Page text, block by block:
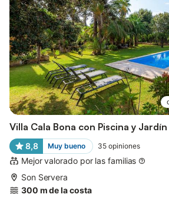
Villa Cala Bona con Piscina y Jardín
8,8 Muy bueno 35 opiniones
Mejor valorado por las familias
Son Servera
300 m de la costa